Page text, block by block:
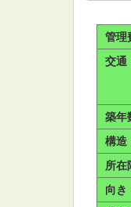
管理
交通
築年
構造
所在
向き